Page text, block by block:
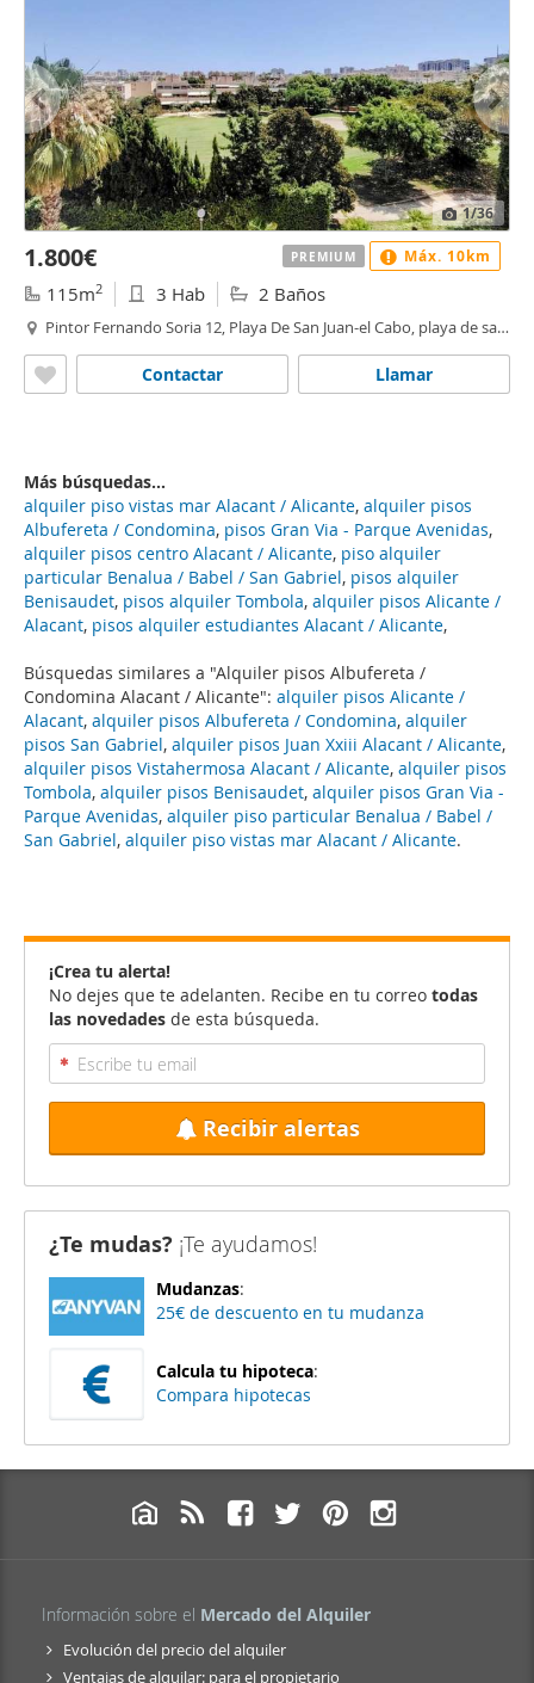
Búsquedas similares a "Alquiler pisos Albufereta /
Condomina Alacant / Alicante": alquiler pisos Alicante /
Alacant, alquiler pisos Albufereta / Condomina, alquiler
pisos San Gabriel, alquiler pisos Juan Xxiii Alacant / Alicante,
alquiler pisos Vistahermosa Alacant / Alicante, alquiler pisos
Tombola, alquiler pisos Benisaudet, alquiler pisos Gran Via -
Parque Avenidas, alquiler piso particular Benalua / Babel /
San Gabriel, alquiler piso vistas mar Alacant / Alicante.
1/36
1.800€
115m2 3 Hab 2 Baños
Pintor Fernando Soria 12, Playa De San Juan-el Cabo, playa de san
Llamar
Contactar
PREMIUM Máx. 10km
Más búsquedas...
alquiler piso vistas mar Alacant / Alicante, alquiler pisos
Albufereta / Condomina, pisos Gran Via - Parque Avenidas,
alquiler pisos centro Alacant / Alicante, piso alquiler
particular Benalua / Babel / San Gabriel, pisos alquiler
Benisaudet, pisos alquiler Tombola, alquiler pisos Alicante /
Alacant, pisos alquiler estudiantes Alacant / Alicante,
¡Crea tu alerta!
No dejes que te adelanten. Recibe en tu correo todas
las novedades de esta búsqueda.
Recibir alertas
¿Te mudas? ¡Te ayudamos!
Mudanzas:
25€ de descuento en tu mudanza
Calcula tu hipoteca:
Compara hipotecas
Información sobre el Mercado del Alquiler
Evolución del precio del alquiler
Ventajas de alquilar: para el propietario